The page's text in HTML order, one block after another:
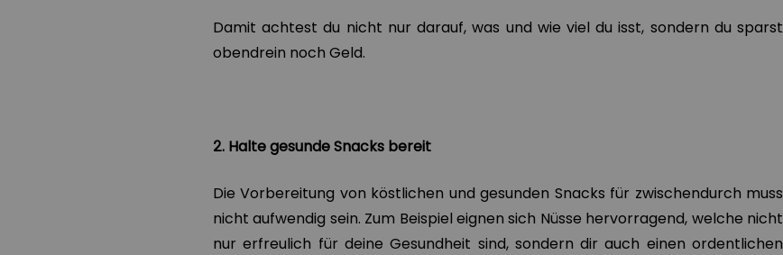
Damit achtest du nicht nur darauf, was und wie viel du isst, sondern du sparst
obendrein noch Geld.
2. Halte gesunde Snacks bereit
Die Vorbereitung von köstlichen und gesunden Snacks für zwischendurch muss
nicht aufwendig sein. Zum Beispiel eignen sich Nüsse hervorragend, welche nicht
nur erfreulich für deine Gesundheit sind, sondern dir auch einen ordentlichen